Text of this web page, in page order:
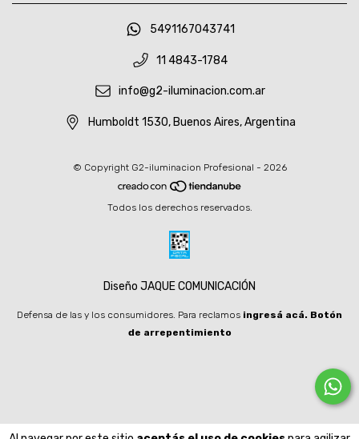
5491167043741
11 4843-1784
info@g2-iluminacion.com.ar
Humboldt 1530, Buenos Aires, Argentina
© Copyright G2-iluminacion Profesional - 2026
Todos los derechos reservados.
Diseño JAQUE COMUNICACIÓN
Defensa de las y los consumidores. Para reclamos ingresá acá. Botón
de arrepentimiento